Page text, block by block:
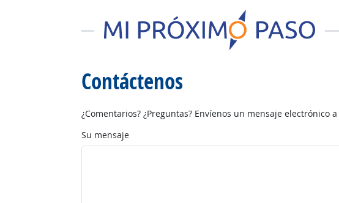
Contáctenos
¿Comentarios? ¿Preguntas? Envíenos un mensaje electrónico a
Su mensaje